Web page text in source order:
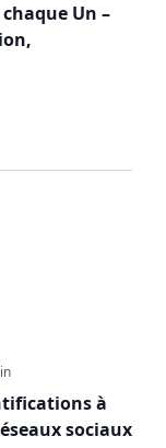
Un –
à
sociaux